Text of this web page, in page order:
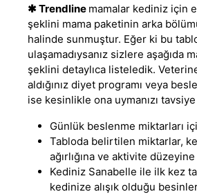
✱Trendline mamalar kediniz için
şeklini mama paketinin arka
halinde sunmuştur. Eğer ki bu
ulaşamadıysanız sizlere aşağıda
şeklini detaylıca listeledik.
aldığınız diyet programı veya
ise kesinlikle ona uymanızı
Günlük beslenme miktarları
Tabloda belirtilen miktarlar,
ağırlığına ve aktivite
Kediniz Sanabelle ile ilk kez
kedinize alışık olduğu